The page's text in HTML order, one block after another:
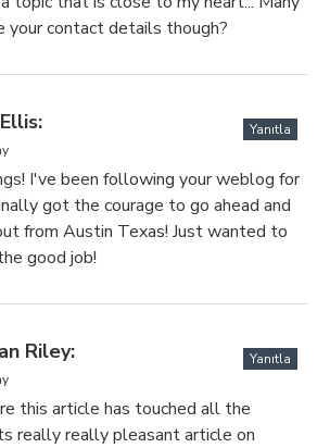
your contact details though?
Yanıtla
I've been following your weblog for
got the courage to go ahead and
from Austin Texas! Just wanted to
good job!
Riley: Yanıtla
this article has touched all the
really really pleasant article on